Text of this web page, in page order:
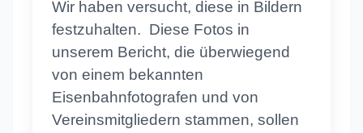
Wir haben versucht, diese in Bildern
festzuhalten. Diese Fotos in
unserem Bericht, die überwiegend
von einem bekannten
Eisenbahnfotografen und von
Vereinsmitgliedern stammen, sollen